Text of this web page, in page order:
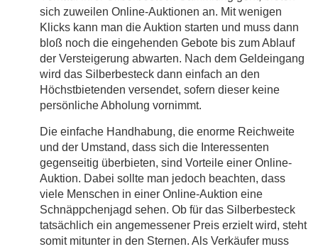
sich zuweilen Online-Auktionen an. Mit wenigen
Klicks kann man die Auktion starten und muss dann
bloß noch die eingehenden Gebote bis zum Ablauf
der Versteigerung abwarten. Nach dem Geldeingang
wird das Silberbesteck dann einfach an den
Höchstbietenden versendet, sofern dieser keine
persönliche Abholung vornimmt.
Die einfache Handhabung, die enorme Reichweite
und der Umstand, dass sich die Interessenten
gegenseitig überbieten, sind Vorteile einer Online-
Auktion. Dabei sollte man jedoch beachten, dass
viele Menschen in einer Online-Auktion eine
Schnäppchenjagd sehen. Ob für das Silberbesteck
tatsächlich ein angemessener Preis erzielt wird, steht
somit mitunter in den Sternen. Als Verkäufer muss